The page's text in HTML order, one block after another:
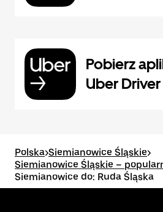
Pobierz
Uber Driver
Polska>Siemianowice Śląskie>
Siemianowice Śląskie –
Siemianowice do: Ruda Śląska